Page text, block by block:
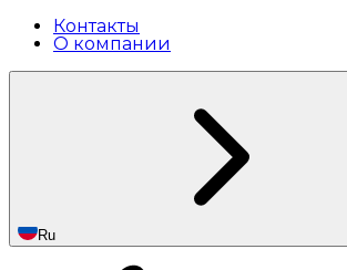
Контакты
О компании
Ru